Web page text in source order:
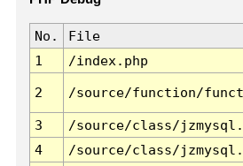
No. File
1
/index.php
2 /source/function/
3 /source/class/
4
/source/class/